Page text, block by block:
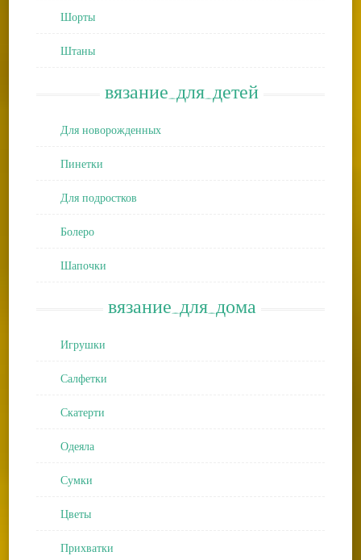
Шорты
Штаны
вязание_для_детей
Для новорожденных
Пинетки
Для подростков
Болеро
Шапочки
вязание_для_дома
Игрушки
Салфетки
Скатерти
Одеяла
Сумки
Цветы
Прихватки